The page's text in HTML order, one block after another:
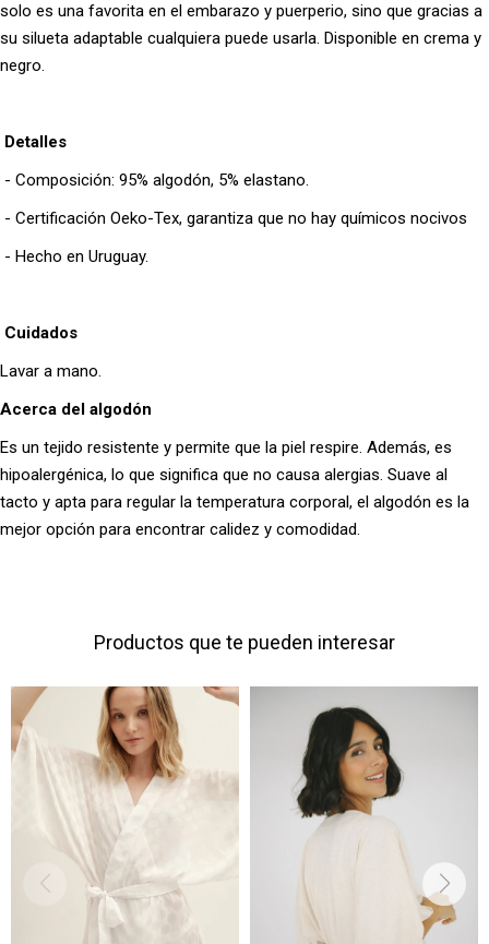
solo es una favorita en el embarazo y puerperio, sino que gracias a
su silueta adaptable cualquiera puede usarla. Disponible en crema y
negro.
Detalles
- Composición: 95% algodón, 5% elastano.
- Certificación Oeko-Tex, garantiza que no hay químicos nocivos
- Hecho en Uruguay.
Cuidados
Lavar a mano.
Acerca del algodón
Es un tejido resistente y permite que la piel respire. Además, es
hipoalergénica, lo que significa que no causa alergias. Suave al
tacto y apta para regular la temperatura corporal, el algodón es la
mejor opción para encontrar calidez y comodidad.
Productos que te pueden interesar